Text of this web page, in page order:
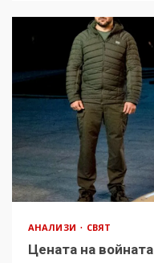
АНАЛИЗИ СВЯТ
Цената на войната